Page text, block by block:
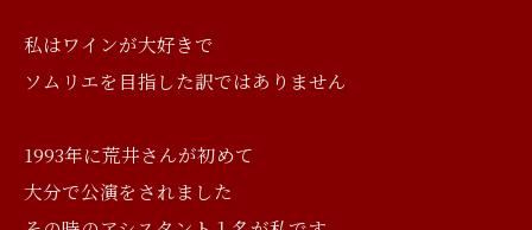
私はワインが大好きで
ソムリエを目指した訳ではありません
1993年に荒井さんが初めて
大分で公演をされました